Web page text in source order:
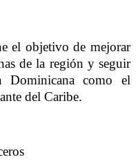
el objetivo de mejorar
de la región y seguir
Dominicana como el
del Caribe.